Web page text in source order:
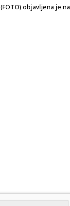
objavljena je na